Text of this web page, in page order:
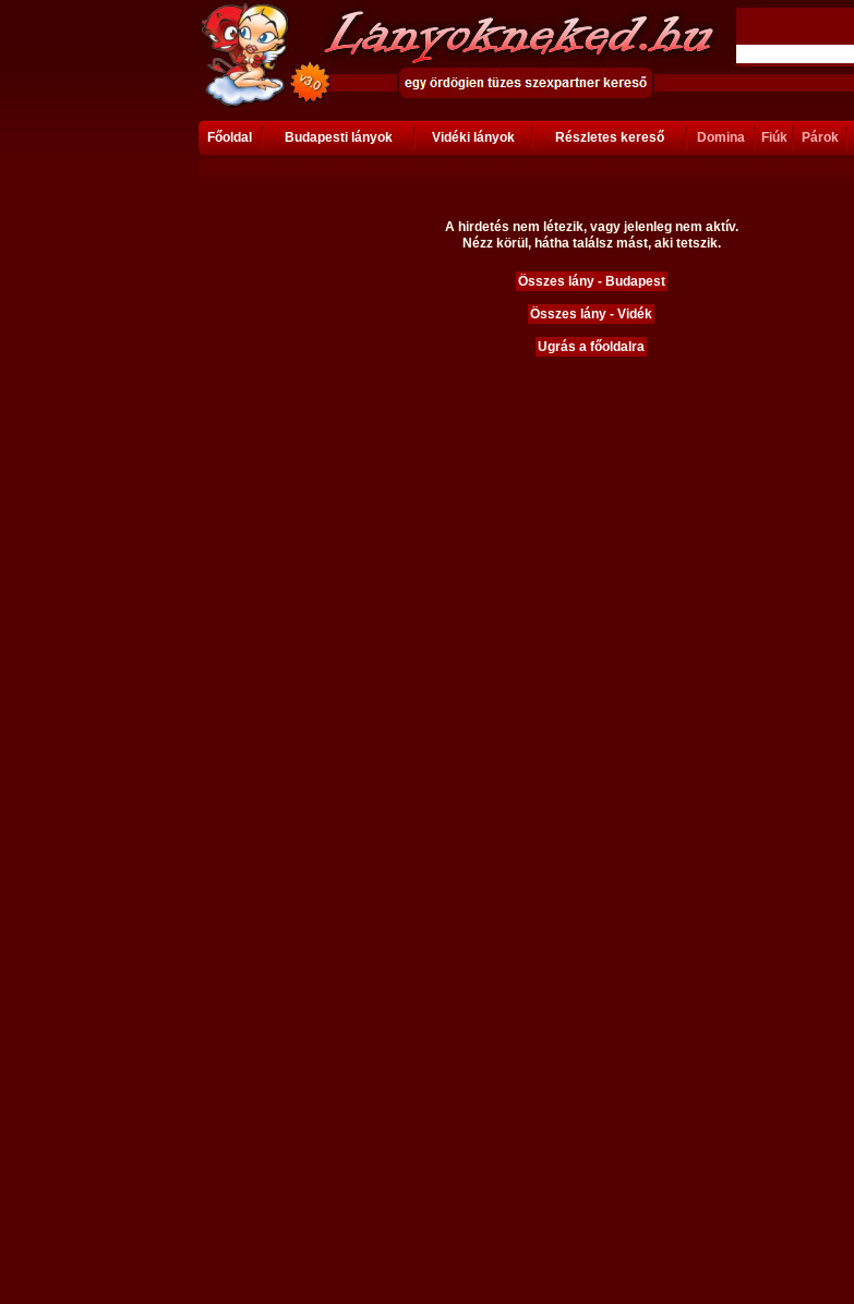
Főoldal Budapesti lányok Vidéki lányok Részletes kereső Domina Fiúk Párok
A hirdetés nem létezik, vagy jelenleg nem aktív.
Nézz körül, hátha találsz mást, aki tetszik.
Összes lány - Budapest
Összes lány - Vidék
Ugrás a főoldalra